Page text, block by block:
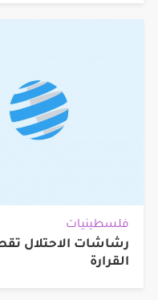
فلسطينيات
رشاشات الاحتلال
القرارة